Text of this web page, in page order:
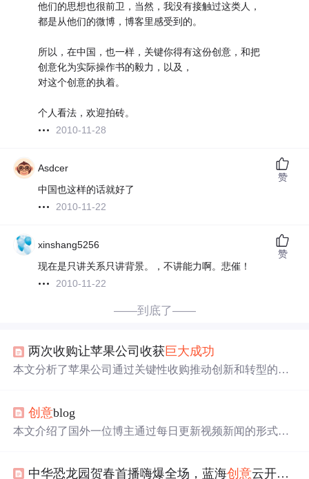
他们的思想也很前卫，当然，我没有接触过这类人，
都是从他们的微博，博客里感受到的。
所以，在中国，也一样，关键你得有这份创意，和把
创意化为实际操作书的毅力，以及，
对这个创意的执着。
个人看法，欢迎拍砖。
2010-11-28
Asdcer
中国也这样的话就好了
2010-11-22
赞
xinshang5256
现在是只讲关系只讲背景。，不讲能力啊。悲催！
2010-11-22
赞
——到底了——
两次收购让苹果公司收获巨大成功
本文分析了苹果公司通过关键性收购推动创新和转型的历
这些收购对苹果的商业成功和产品线发展起到了重要作
用。
创意blog
本文介绍了国外一位博主通过每日更新视频新闻的形式经
了一个包含日常生活照片的图片日记帖子，显示了个人博
中华恐龙园贺春首播嗨爆全场，蓝海创意云开启文旅直播营销新篇章